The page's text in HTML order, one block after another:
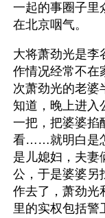
一起的事圈子里
在北京咽气。
大将萧劲光是李
作情况经常不在
次萧劲光的老婆
知道，晚上进入
一把，把婆婆掐
看……就明白是
是儿媳妇，夫妻
公，于是婆婆另
作去了，萧劲光
里的实权包括警